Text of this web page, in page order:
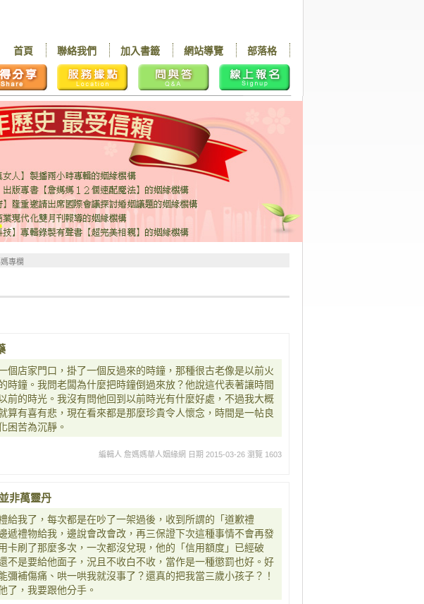
部落格
網站導覽
加入書籤
聯絡我們
首頁
專欄
個店家門口，掛了一個反過來的時鐘，那種很古老像是以前火
時鐘。我問老闆為什麼把時鐘倒過來放？他說這代表著讓時間
前的時光。我沒有問他回到以前時光有什麼好處，不過我大概
算有喜有悲，現在看來都是那麼珍貴令人懷念，時間是一帖良
困苦為沉靜。
編輯人 詹媽媽華人姻緣網 日期 2015-03-26 瀏覽 1603
非萬靈丹
給我了，每次都是在吵了一架過後，收到所謂的「道歉禮
遞禮物給我，邊說會改會改，再三保證下次這種事情不會再發
卡刷了那麼多次，一次都沒兌現，他的「信用額度」已經破
不是要給他面子，況且不收白不收，當作是一種懲罰也好。好
彌補傷痛、哄一哄我就沒事了？還真的把我當三歲小孩子？！
了，我要跟他分手。